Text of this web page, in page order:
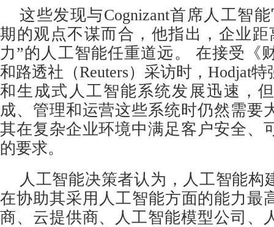
这些发现与Cognizant首席人工智能
期的观点不谋而合，他指出，企业
力”的人工智能任重道远。 在接受《
和路透社（Reuters）采访时，Hodjat
和生成式人工智能系统发展迅速，
成、管理和运营这些系统时仍然需要
其在复杂企业环境中满足客户安全、
的要求。
人工智能决策者认为，人工智能构
在协助其采用人工智能方面的能力最
商、云提供商、人工智能模型公司、